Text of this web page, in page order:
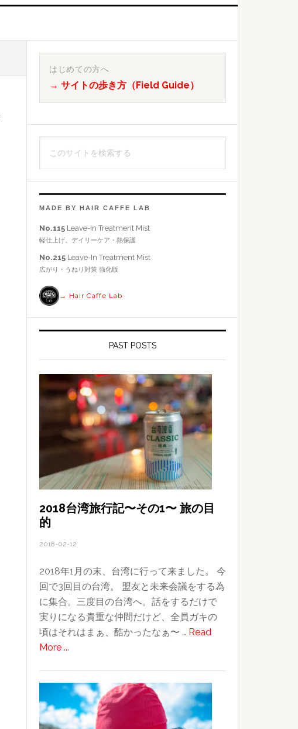
最
イ
バ
ー
はじめての方へ
→ サイトの歩き方（Field Guide）
ト
検
す
MADE BY HAIR CAFFE LAB
No.115 Leave-In Treatment Mist
軽仕上げ。デイリーケア・熱保護
No.215 Leave-In Treatment Mist
広がり・うねり対策 強化版
→ Hair Caffe Lab
PAST POSTS
2018台湾旅行記〜その1〜 旅の目
的
2018-02-12
2018年1月の末、台湾に行って来ました。 今
回で3回目の台湾。 盟友と未来会議をする為
に集合。三度目の台湾へ。話をするだけで
実りになる貴重な仲間だけど、全員ガキの
頃はそれはまぁ、酷かったなぁ〜 … Read
More ...
湾
旅
行